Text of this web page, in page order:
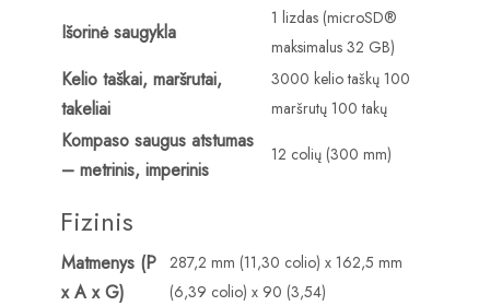
Išorinė saugykla
1 lizdas (microSD®
maksimalus 32 GB)
Kelio taškai, maršrutai,
takeliai
3000 kelio taškų 100
maršrutų 100 takų
Kompaso saugus atstumas
– metrinis, imperinis
12 colių (300 mm)
Fizinis
Matmenys (P
x A x G)
287,2 mm (11,30 colio) x 162,5 mm
(6,39 colio) x 90 (3,54)